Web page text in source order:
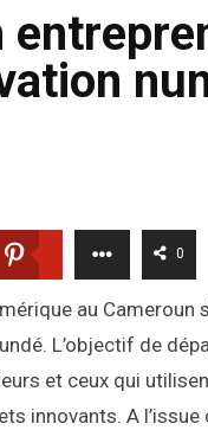
0
au Cameroun
L’objectif de
et ceux qui
innovants. A